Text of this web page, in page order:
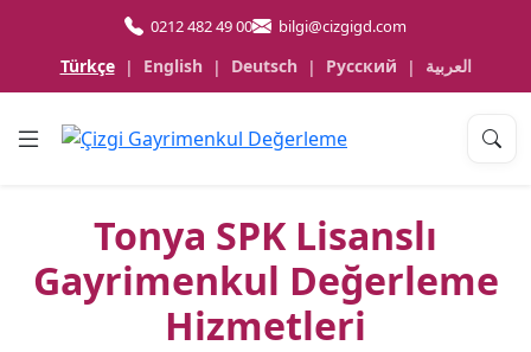
0212 482 49 00 bilgi@cizgigd.com
Türkçe | English | Deutsch | Русский | العربية
Tonya SPK Lisanslı
Gayrimenkul Değerleme
Hizmetleri